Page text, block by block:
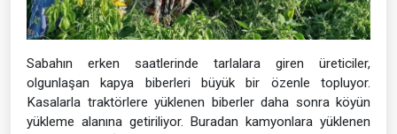
Sabahın erken saatlerinde tarlalara giren üreticiler,
olgunlaşan kapya biberleri büyük bir özenle topluyor.
Kasalarla traktörlere yüklenen biberler daha sonra köyün
yükleme alanına getiriliyor. Buradan kamyonlara yüklenen